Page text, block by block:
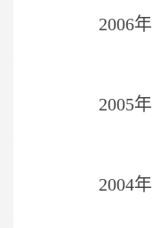
2006年
2005年
2004年